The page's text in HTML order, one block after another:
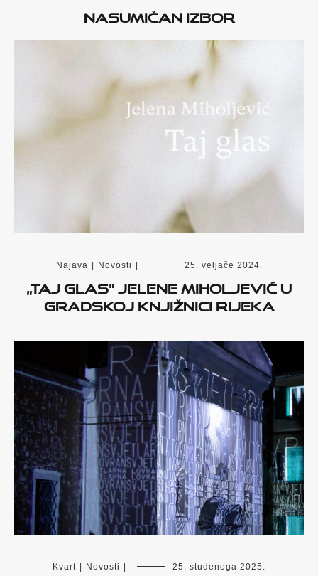
Nasumičan izbor
Najava Novosti 25. veljače 2024.
„Taj glas” Jelene Miholjević u
Gradskoj knjižnici Rijeka
Kvart Novosti 25. studenoga 2025.